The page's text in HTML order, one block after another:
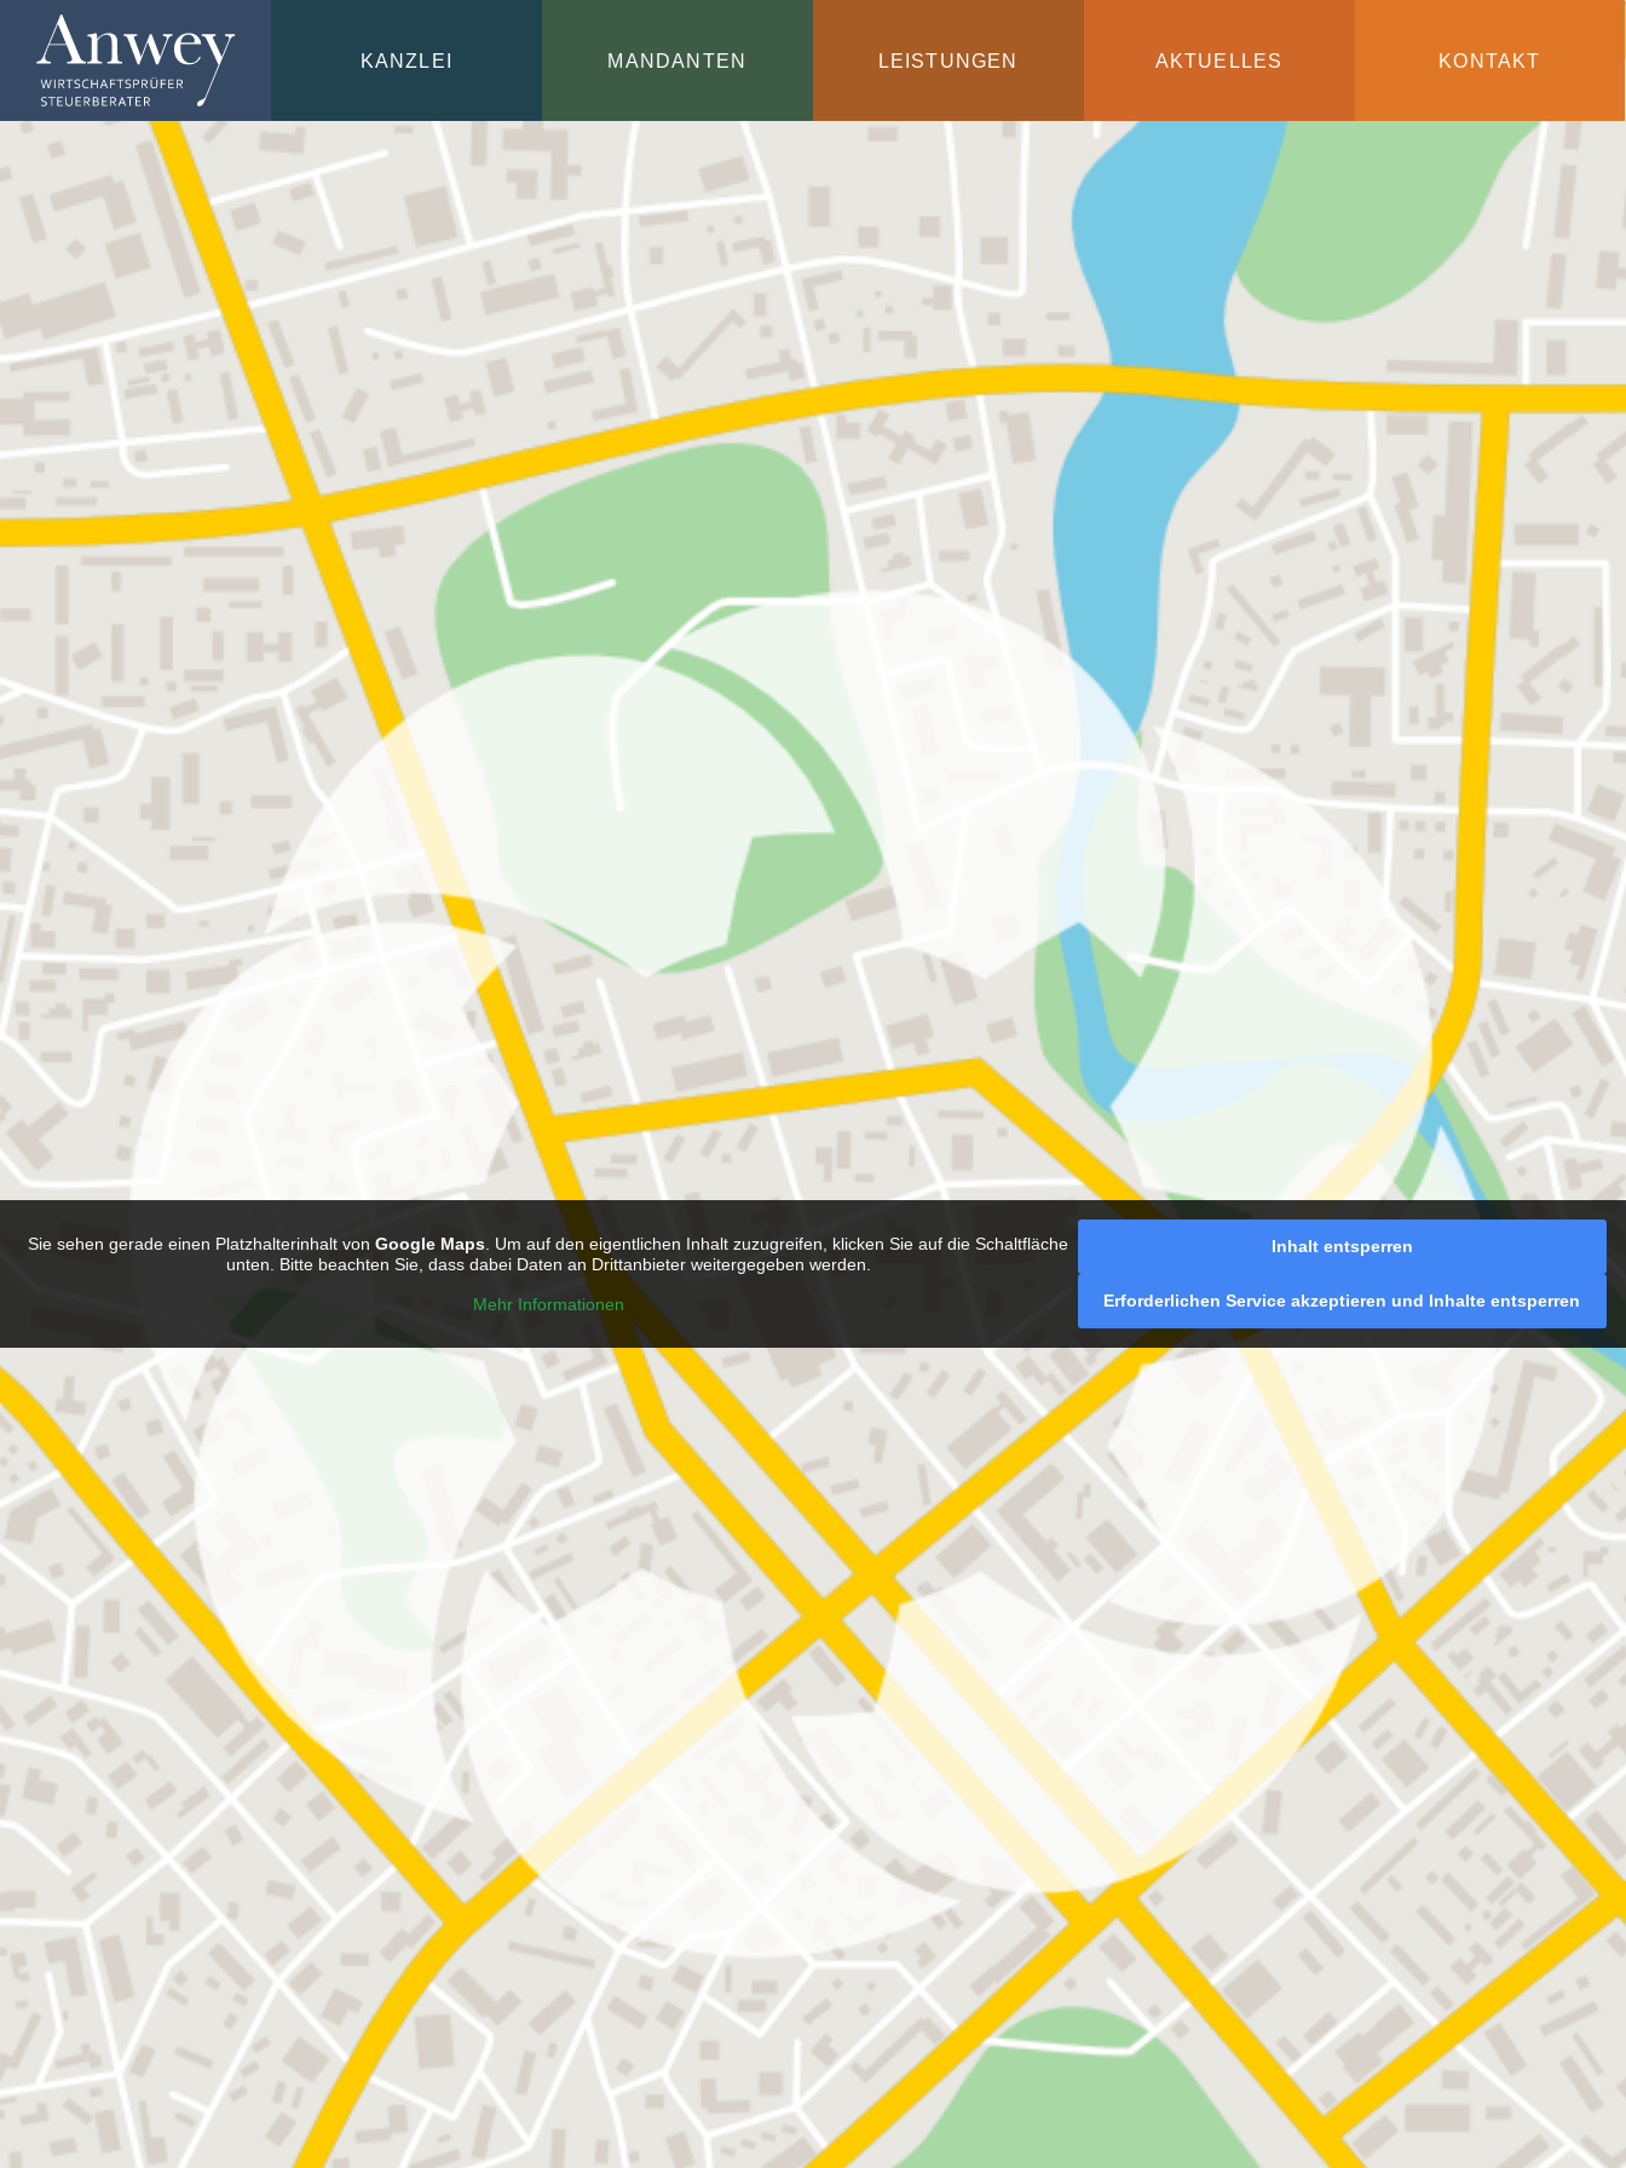
KANZLEI MANDANTEN LEISTUNGEN AKTUELLES KONTAKT
LEISTUNGEN
Unternehmen haben viele Facetten. Nicht alle können und wollen wir durch unsere Dienstleistungen abdecken. Wir
übernehmen aber für unsere Mandanten vielfältige Aufgaben im Rechnungswesen und Steuer- und Wirtschaftsrecht,
Bereiche, die durch ihre Bestimmungen einen wesentlichen Einfluss auf alle Unternehmensbereiche ausüben.
Wir arbeiten in der Regel über viele Jahre eng mit den Unternehmen zusammen und können unser Wissen durch eine
genaue Kenntnis Ihres Fachgebiets in eine ganzheitliche Beratung einbringen.
Entsprechend der Wandlung Ihres Unternehmen entwickeln auch wir unsere Leistungen kontinuierlich weiter.
Erfahren Sie mehr über unsere Leistungen:
betriebswirtschaftliche Beratung
Zum Online-Bewerbungsformular
Überblick
Wirtschaftsprüfung
Steuerberatung
Betriebswirtschaftliche
Beratung
Rechnungswesen
Sie sehen gerade einen Platzhalterinhalt vonGoogle Maps . Um auf den eigentlichen Inhalt zuzugreifen, klicken Sie auf die Schaltfläche
unten. Bitte beachten Sie, dass dabei Daten an Drittanbieter weitergegeben werden.
Mehr Informationen
Inhalt entsperren
Erforderlichen Service akzeptieren und Inhalte entsperren